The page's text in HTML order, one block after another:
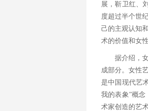
展，靳卫红、
度超过半个世
己的主观认知
术的价值和女
据介绍，
成部分。女性
是中国现代艺
我的表象”概
术家创造的艺